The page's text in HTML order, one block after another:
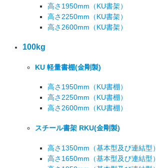
高さ1950mm （KU書架）
高さ2250mm （KU書架）
高さ2600mm （KU書架）
100kg
KU 軽量書棚(金剛製)
高さ1950mm （KU書棚）
高さ2250mm （KU書棚）
高さ2600mm （KU書棚）
スチール書架 RKU(金剛製)
高さ1350mm （基本型及び連結型）
高さ1650mm （基本型及び連結型）